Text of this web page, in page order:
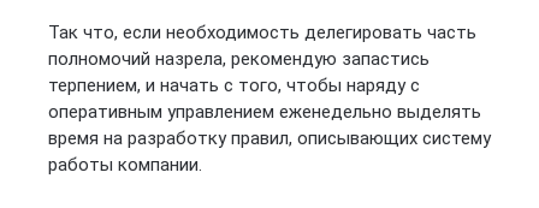
Так что, если необходимость делегировать часть
полномочий назрела, рекомендую запастись
терпением, и начать с того, чтобы наряду с
оперативным управлением еженедельно выделять
время на разработку правил, описывающих систему
работы компании.